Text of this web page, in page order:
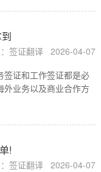
签证翻译
2026-04-07
签证和工作签证都是必
业务以及商业合作方
!
签证翻译
2026-04-07